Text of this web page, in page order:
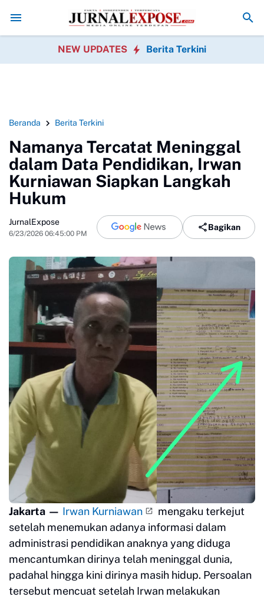
Diduga di Menu MBG Ada Gorengan, Wali Murid
NEW UPDATES Berita Terkini
Beranda Berita Terkini
Namanya Tercatat Meninggal
dalam Data Pendidikan, Irwan
Kurniawan Siapkan Langkah
Hukum
JurnalExpose
6/23/2026 06:45:00 PM
Bagikan
Jakarta — Irwan Kurniawan
mengaku terkejut
setelah menemukan adanya informasi dalam
administrasi pendidikan anaknya yang diduga
mencantumkan dirinya telah meninggal dunia,
padahal hingga kini dirinya masih hidup. Persoalan
tersebut mencuat setelah Irwan melakukan